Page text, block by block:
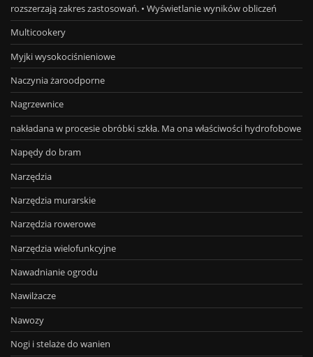
rozszerzają zakres zastosowań. • Wyświetlanie wyników obliczeń
Multicookery
Myjki wysokociśnieniowe
Naczynia żaroodporne
Nagrzewnice
nakładana w procesie obróbki szkła. Ma ona właściwości hydrofobowe
Napędy do bram
Narzędzia
Narzędzia murarskie
Narzędzia rowerowe
Narzędzia wielofunkcyjne
Nawadnianie ogrodu
Nawilżacze
Nawozy
Nogi i stelaże do wanien